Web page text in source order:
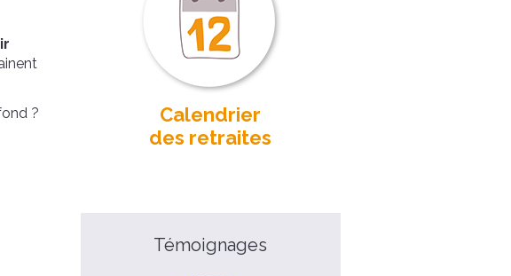
?
Calendrier
des retraites
Témoignages